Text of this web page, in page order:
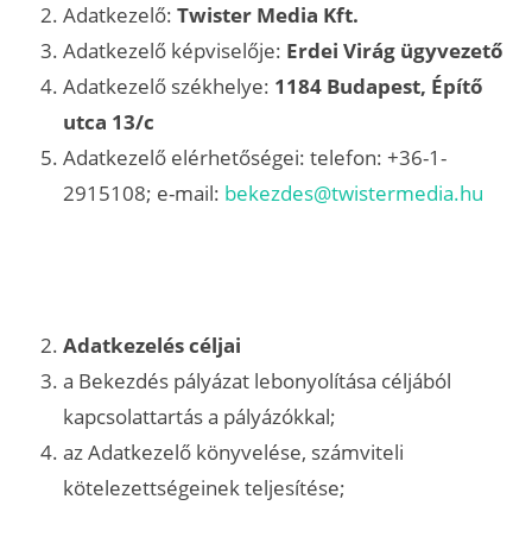
Adatkezelő:Twister Media Kft.
Adatkezelő képviselője: Erdei Virág ügyvezető
Adatkezelő székhelye: 1184 Budapest, Építő
utca 13/c
Adatkezelő elérhetőségei: telefon: +36-1-
2915108; e-mail: bekezdes@twistermedia.hu
Adatkezelés céljai
a Bekezdés pályázat lebonyolítása céljából
kapcsolattartás a pályázókkal;
az Adatkezelő könyvelése, számviteli
kötelezettségeinek teljesítése;